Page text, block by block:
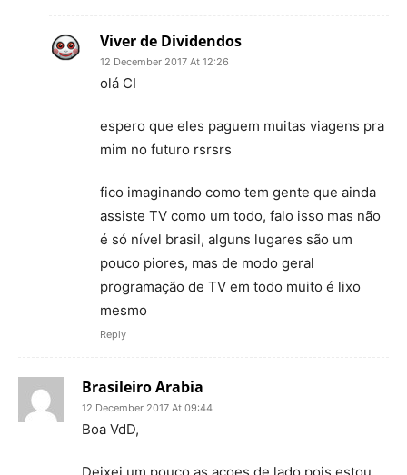
Viver de Dividendos
12 December 2017 At 12:26
olá CI
espero que eles paguem muitas viagens pra
mim no futuro rsrsrs
fico imaginando como tem gente que ainda
assiste TV como um todo, falo isso mas não
é só nível brasil, alguns lugares são um
pouco piores, mas de modo geral
programação de TV em todo muito é lixo
mesmo
Reply
Brasileiro Arabia
12 December 2017 At 09:44
Boa VdD,